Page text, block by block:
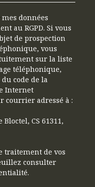
données
au RGPD. Si vous
de prospection
vous
sur la liste
téléphonique,
code de la
Internet
courrier adressé à :
CS 61311,
traitement de vos
consulter
.